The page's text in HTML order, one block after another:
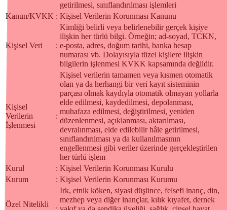
getirilmesi, sınıflandırılması işlemleri
Kanun/KVKK : Kişisel Verilerin Korunması Kanunu
Kişisel Veri :
Kimliği belirli veya belirlenebilir gerçek kişiye
ilişkin her türlü bilgi. Örneğin; ad-soyad, TCKN,
e-posta, adres, doğum tarihi, banka hesap
numarası vb. Dolayısıyla tüzel kişilere ilişkin
bilgilerin işlenmesi KVKK kapsamında değildir.
Kişisel
Verilerin
İşlenmesi
:
Kişisel verilerin tamamen veya kısmen otomatik
olan ya da herhangi bir veri kayıt sisteminin
parçası olmak kaydıyla otomatik olmayan yollarla
elde edilmesi, kaydedilmesi, depolanması,
muhafaza edilmesi, değiştirilmesi, yeniden
düzenlenmesi, açıklanması, aktarılması,
devralınması, elde edilebilir hâle getirilmesi,
sınıflandırılması ya da kullanılmasının
engellenmesi gibi veriler üzerinde gerçekleştirilen
her türlü işlem
Kurul
: Kişisel Verilerin Korunması Kurulu
Kurum
: Kişisel Verilerin Korunması Kurumu
Özel Nitelikli
Irk, etnik köken, siyasi düşünce, felsefi inanç, din,
mezhep veya diğer inançlar, kılık kıyafet, dernek